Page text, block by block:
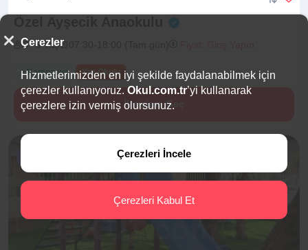
3 -6 Yaş
+ Kampanya Yaz Okulu
İletişime Geç
Çerezler
Hizmetlerimizden en iyi şekilde faydalanabilmek için
çerezler kullanıyoruz. Okul.com.tr’yi kullanarak
çerezlere izin vermiş olursunuz.
Çerezleri İncele
Çerezleri Kabul Et